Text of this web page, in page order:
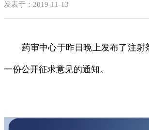
发表于：2019-11-13
药审中心于昨日晚上发布了注射
一份公开征求意见的通知。